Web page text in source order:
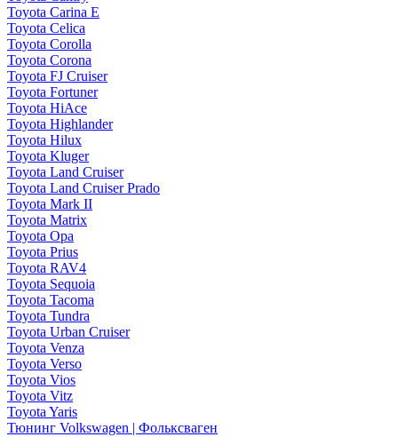
Toyota Carina E
Toyota Celica
Toyota Corolla
Toyota Corona
Toyota FJ Cruiser
Toyota Fortuner
Toyota HiAce
Toyota Highlander
Toyota Hilux
Toyota Kluger
Toyota Land Cruiser
Toyota Land Cruiser Prado
Toyota Mark II
Toyota Matrix
Toyota Opa
Toyota Prius
Toyota RAV4
Toyota Sequoia
Toyota Tacoma
Toyota Tundra
Toyota Urban Cruiser
Toyota Venza
Toyota Verso
Toyota Vios
Toyota Vitz
Toyota Yaris
Тюнинг Volkswagen | Фольксваген